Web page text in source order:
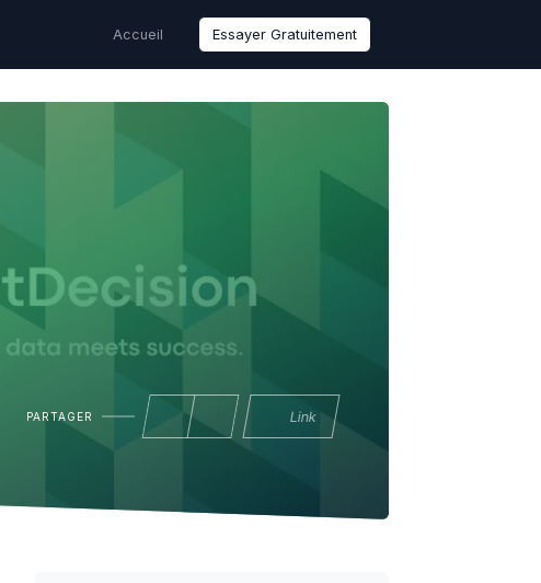
Accueil Essayer Gratuitement
PARTAGER Link